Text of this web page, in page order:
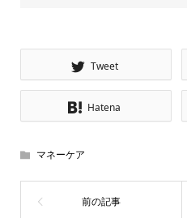
Tweet
Hatena
マネーケア